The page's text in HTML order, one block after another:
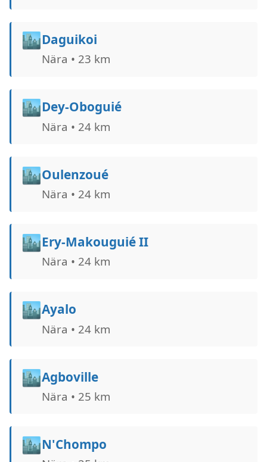
🏙️Daguikoi
Nära • 23 km
🏙️Dey-Oboguié
Nära • 24 km
🏙️Oulenzoué
Nära • 24 km
🏙️Ery-Makouguié II
Nära • 24 km
🏙️Ayalo
Nära • 24 km
🏙️Agboville
Nära • 25 km
🏙️N'Chompo